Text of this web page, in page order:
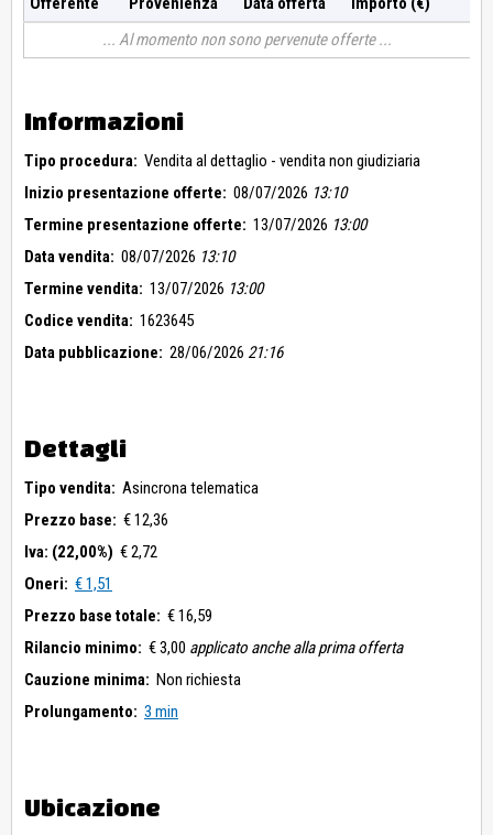
Al momento non sono pervenute offerte
Informazioni
Tipo procedura: Vendita al dettaglio - vendita non giudiziaria
Inizio presentazione offerte: 08/07/2026 13:10
Termine presentazione offerte: 13/07/2026 13:00
Data vendita: 08/07/2026 13:10
Termine vendita: 13/07/2026 13:00
Codice vendita: 1623645
Data pubblicazione: 28/06/2026 21:16
Dettagli
Tipo vendita: Asincrona telematica
Prezzo base: € 12,36
Iva: (22,00%) € 2,72
Oneri: € 1,51
Prezzo base totale: € 16,59
Rilancio minimo: € 3,00 applicato anche alla prima offerta
Cauzione minima: Non richiesta
Prolungamento: 3 min
Ubicazione